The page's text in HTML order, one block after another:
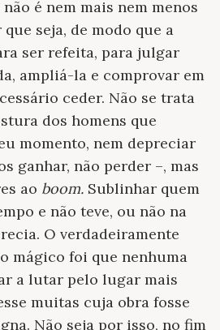
é nem mais nem menos
seja, de modo que a
ser refeita, para julgar
ampliá-la e comprovar em
ceder. Não se trata
dos homens que
momento, nem depreciar
ganhar, não perder –, mas
ao boom. Sublinhar quem
e não teve, ou não na
O verdadeiramente
mágico foi que nenhuma
a lutar pelo lugar mais
muitas cuja obra fosse
Não seja por isso, no fim